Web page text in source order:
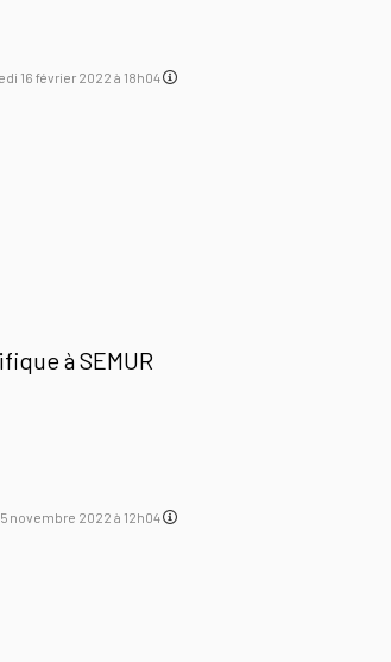
16 février 2022 à 18h04
à SEMUR
novembre 2022 à 12h04